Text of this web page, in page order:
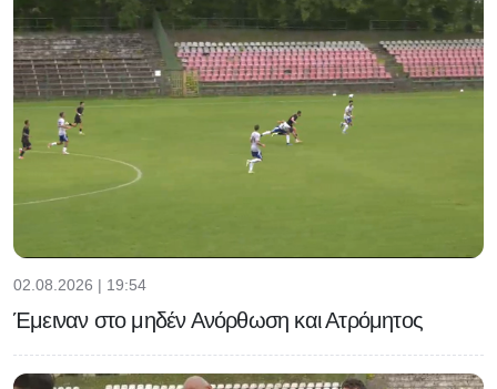
02.08.2026 | 19:54
Έμειναν στο μηδέν Ανόρθωση και Ατρόμητος